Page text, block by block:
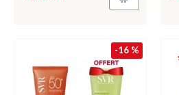
-16 %